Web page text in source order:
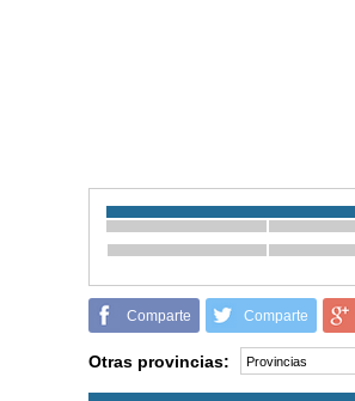
Comparte Comparte
Otras provincias: